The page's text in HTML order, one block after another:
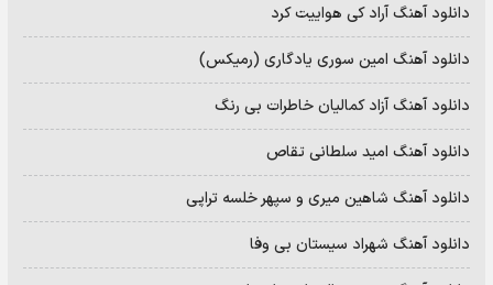
دانلود آهنگ آراد کی هواییت کرد
دانلود آهنگ امین سوری یادگاری (رمیکس)
دانلود آهنگ آزاد کمالیان خاطرات بی رنگ
دانلود آهنگ امید سلطانی تقاص
دانلود آهنگ شاهین میری و سپهر خلسه تراپی
دانلود آهنگ شهراد سیستان بی وفا